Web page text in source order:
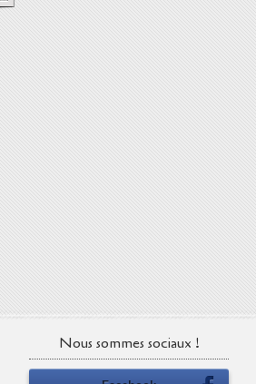
Nous sommes sociaux !